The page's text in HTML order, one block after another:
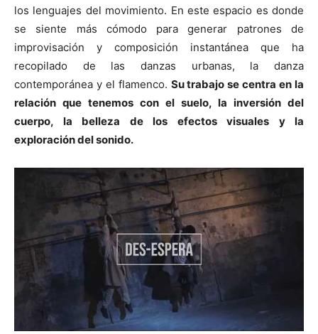
los lenguajes del movimiento. En este espacio es donde
se siente más cómodo para generar patrones de
improvisación y composición instantánea que ha
recopilado de las danzas urbanas, la danza
contemporánea y el flamenco. Su trabajo se centra en la
relación que tenemos con el suelo, la inversión del
cuerpo, la belleza de los efectos visuales y la
exploración del sonido.